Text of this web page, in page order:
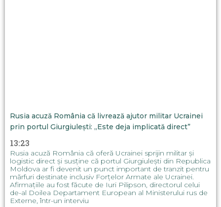
Rusia acuză România că livrează ajutor militar Ucrainei
prin portul Giurgiulești: „Este deja implicată direct”
13:23
Rusia acuză România că oferă Ucrainei sprijin militar și
logistic direct și susține că portul Giurgiulești din Republica
Moldova ar fi devenit un punct important de tranzit pentru
mărfuri destinate inclusiv Forțelor Armate ale Ucrainei.
Afirmațiile au fost făcute de Iuri Pilipson, directorul celui
de-al Doilea Departament European al Ministerului rus de
Externe, într-un interviu